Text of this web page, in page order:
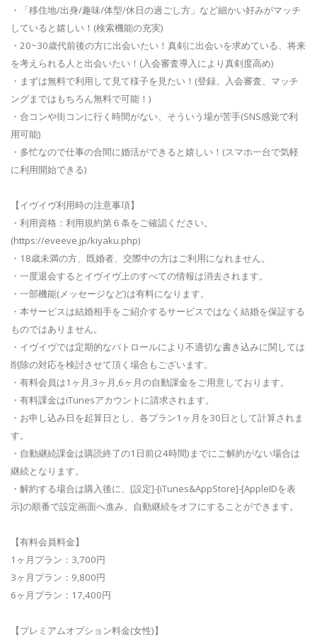
・「移住地/出身/趣味/体型/休日の過ごし方」など細かい好みがマッチ
していると嬉しい！(検索機能の充実)
・20~30歳代前後の方に出会いたい！真剣に出会いを求めている、将来
を考えられる人と出会いたい！(入会審査導入により真剣度高め)
・まずは無料で利用して見て様子を見たい！(登録、入会審査、マッチ
ングまではもちろん無料で可能！)
・合コンや街コンに行く時間がない、そういう場が苦手(SNS感覚で利
用可能)
・多忙なので仕事の合間に婚活ができると嬉しい！(スマホ一台で気軽
に利用開始できる)
【イヴイヴ利用時の注意事項】
・利用資格：利用規約第６条をご確認ください。
(https://eveeve.jp/kiyaku.php)
・18歳未満の方、既婚者、交際中の方はご利用になれません。
・一度退会するとイヴイヴ上のすべての情報は消去されます。
・一部機能(メッセージなど)は有料になります。
・本サービスは結婚相手をご紹介するサービスではなく結婚を保証する
ものではありません。
・イヴイヴでは定期的なパトロールにより不適切な書き込みに関しては
削除の対応を検討させて頂く場合もございます。
・有料会員は1ヶ月,3ヶ月,6ヶ月の自動課金をご用意しております。
・有料課金はiTunesアカウントに請求されます。
・お申し込み日を起算日とし、各プラン1ヶ月を30日として計算されま
す。
・自動継続課金は購読終了の1日前(24時間)までにご解約がない場合は
継続となります。
・解約する場合は購入後に、[設定]-[iTunes&AppStore]-[AppleIDを表
示]の順番で設定画面へ進み、自動継続をオフにすることができます。
【有料会員料金】
1ヶ月プラン：3,700円
3ヶ月プラン：9,800円
6ヶ月プラン：17,400円
【プレミアムオプション料金(女性)】